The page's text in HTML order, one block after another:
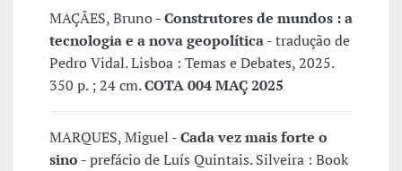
MAÇÃES, Bruno -Construtores de mundos : a
tecnologia e a nova geopolítica- tradução de
Pedro Vidal. Lisboa : Temas e Debates, 2025.
350 p. ; 24 cm.COTA 004 MAÇ 2025
MARQUES, Miguel -Cada vez mais forte o
sino - prefácio de Luís Quintais. Silveira : Book